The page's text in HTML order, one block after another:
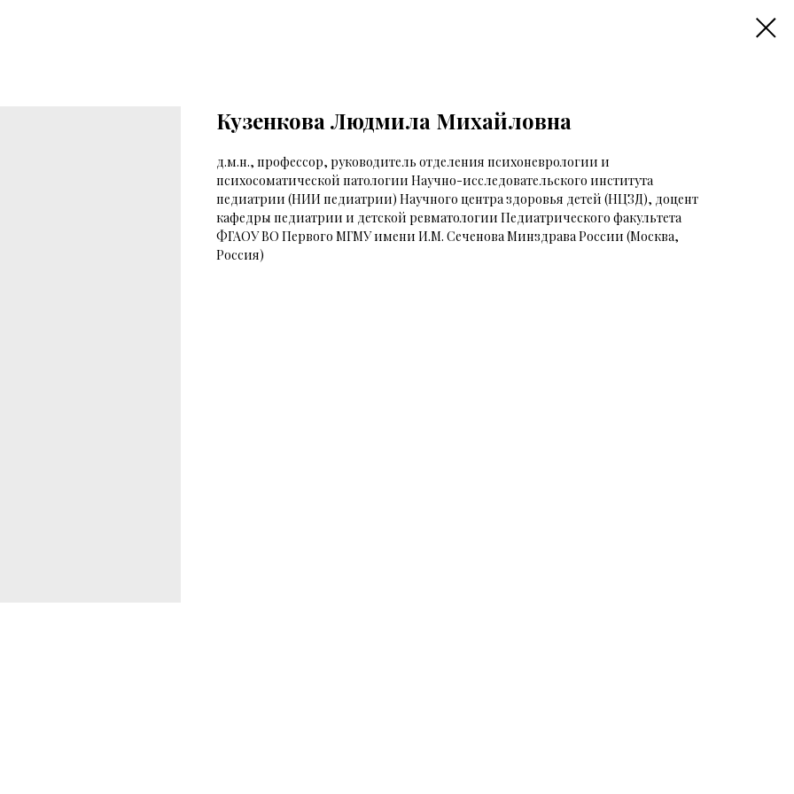
Кузенкова Людмила Михайловна
д.м.н., профессор, руководитель отделения психоневрологии и
психосоматической патологии Научно-исследовательского института
педиатрии (НИИ педиатрии) Научного центра здоровья детей (НЦЗД), доцент
кафедры педиатрии и детской ревматологии Педиатрического факультета
ФГАОУ ВО Первого МГМУ имени И.М. Сеченова Минздрава России (Москва,
Россия)